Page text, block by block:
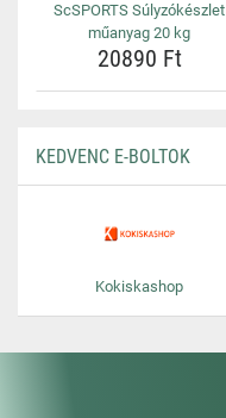
ScSPORTS Súlyzókészlet
műanyag 20 kg
20890 Ft
KEDVENC E-BOLTOK
Kokiskashop